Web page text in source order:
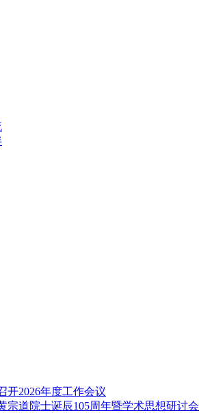
开2026年度工作会议
宗道院士诞辰105周年暨学术思想研讨会